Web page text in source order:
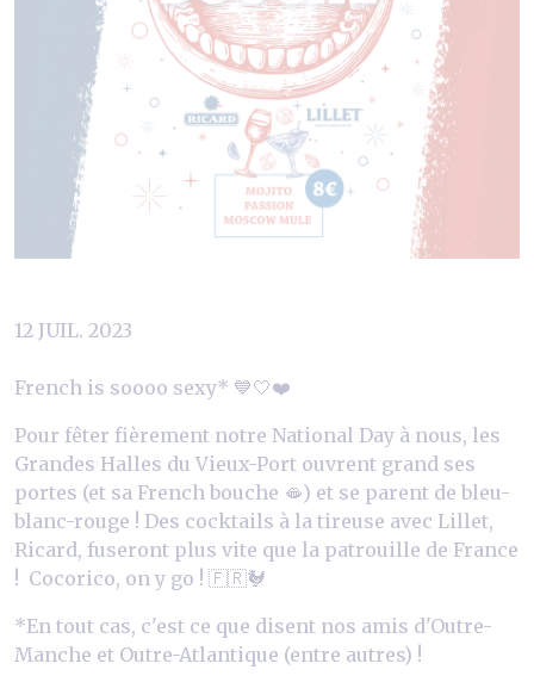
12 JUIL. 2023
French is soooo sexy* 💙🤍❤️
Pour fêter fièrement notre National Day à nous, les
Grandes Halles du Vieux-Port ouvrent grand ses
portes (et sa French bouche 🫦) et se parent de bleu-
blanc-rouge ! Des cocktails à la tireuse avec Lillet,
Ricard, fuseront plus vite que la patrouille de France
! Cocorico, on y go ! 🇫🇷🐓
*En tout cas, c'est ce que disent nos amis d'Outre-
Manche et Outre-Atlantique (entre autres) !